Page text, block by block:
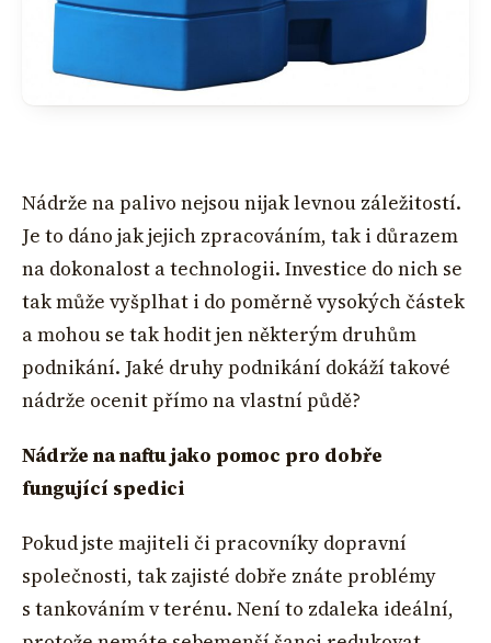
Nádrže na palivo nejsou nijak levnou záležitostí.
Je to dáno jak jejich zpracováním, tak i důrazem
na dokonalost a technologii. Investice do nich se
tak může vyšplhat i do poměrně vysokých částek
a mohou se tak hodit jen některým druhům
podnikání. Jaké druhy podnikání dokáží takové
nádrže ocenit přímo na vlastní půdě?
Nádrže na naftu jako pomoc pro dobře
fungující spedici
Pokud jste majiteli či pracovníky dopravní
společnosti, tak zajisté dobře znáte problémy
s tankováním v terénu. Není to zdaleka ideální,